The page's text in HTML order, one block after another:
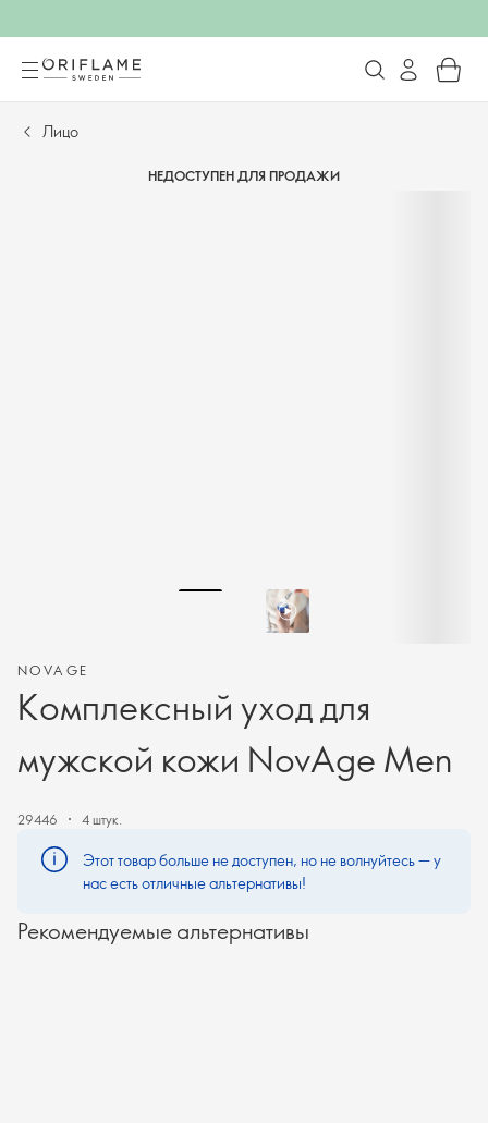
Лицо
НЕДОСТУПЕН ДЛЯ ПРОДАЖИ
NOVAGE
Комплексный уход для
мужской кожи NovAge Men
29446 4 штук.
Этот товар больше не доступен, но не волнуйтесь — у
нас есть отличные альтернативы!
Рекомендуемые альтернативы